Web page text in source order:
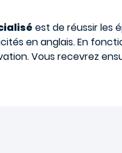
est de réussir les
en anglais. En
Vous recevrez